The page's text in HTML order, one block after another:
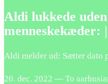
Aldi lukkede
menneskekæder:
Aldi melder ud: Sætter dato
20. dec. 2022 — To